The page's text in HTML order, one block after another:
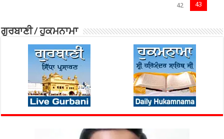
42
43
ਗੁਰਬਾਣੀ / ਹੁਕਮਨਾਮਾ